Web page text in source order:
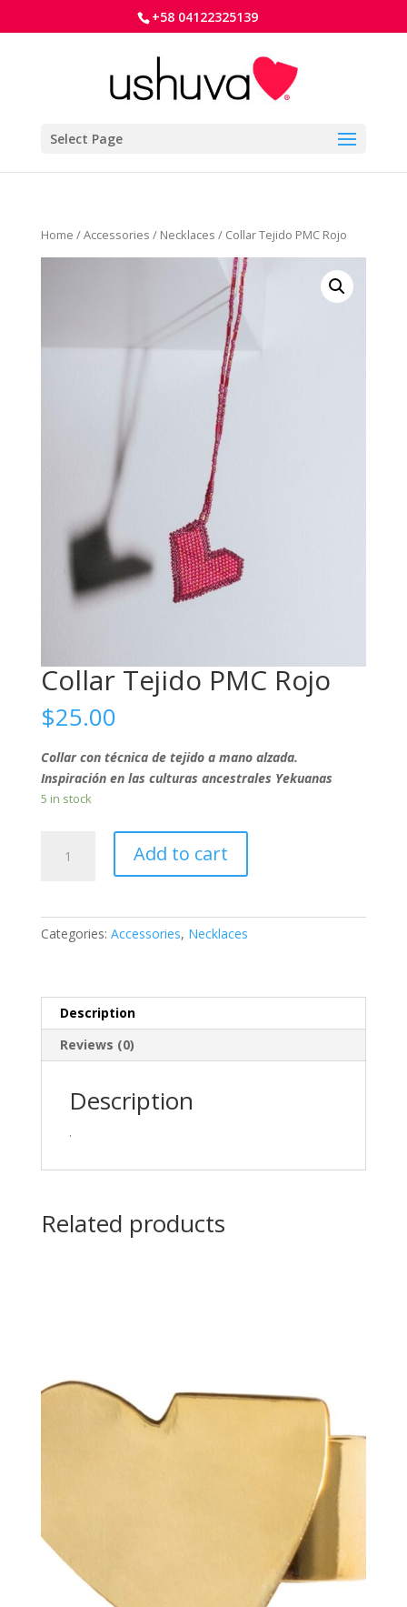
+58 04122325139
Select Page
Home /Accessories / Necklaces / Collar Tejido PMC Rojo
Collar Tejido PMC Rojo
$25.00
Collar con técnica de tejido a mano alzada.
Inspiración en las culturas ancestrales Yekuanas
5 in stock
Tejido
Add to cart
Categories: Accessories, Necklaces
Description
Reviews (0)
Description
.
Related products